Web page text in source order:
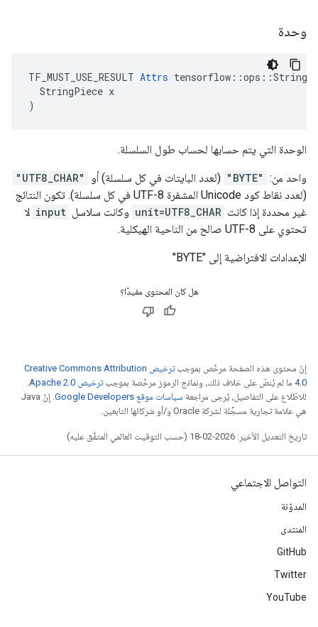
وحدة
TF_MUST_USE_RESULT Attrs
  StringPiece x
)
الوحدة التي يتم حسابها لحساب طول السلسلة.
واحد من: "BYTE" (لعدد البايتات في كل سلسلة) أو
"UTF8_CHAR"
(لعدد نقاط كود Unicode المشفرة UTF-8 في كل سلسلة). تكون النتائج
غير محددة إذا كانت unit=UTF8_CHAR وكانت سلاسل input لا
تحتوي على UTF-8 صالح من الناحية الهيكلية.
الإعدادات الافتراضية إلى "BYTE"
هل كان المحتوى مفيدًا؟
إنّ محتوى هذه الصفحة مرخّص بموجب
ترخيص Creative Commons Attribution
4.0‏ ما لم يُنصّ على خلاف ذلك، ونماذج الرموز مرخّصة بموجبترخيص Apache 2.0‏
.
للاطّلاع على التفاصيل، يُرجى مراجعة سياسات موقع Google Developers‏
. إنّ Java
هي علامة تجارية مسجَّلة لشركة Oracle و/أو شركائها التابعين.
تاريخ التعديل الأخير: 2026-02-18 (حسب التوقيت العالمي المتفَّق عليه)
التواصل الاجتماعي
المدوّنة
المنتدى
GitHub
Twitter
YouTube